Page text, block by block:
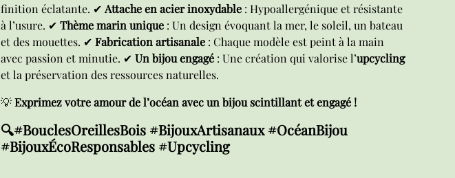
finition éclatante. ✔ Attache en acier inoxydable : Hypoallergénique et résistante
à l’usure. ✔ Thème marin unique : Un design évoquant la mer, le soleil, un bateau
et des mouettes. ✔ Fabrication artisanale : Chaque modèle est peint à la main
avec passion et minutie. ✔ Un bijou engagé : Une création qui valorise l’upcycling
et la préservation des ressources naturelles.
💡Exprimez votre amour de l’océan avec un bijou scintillant et engagé !
🔍#BouclesOreillesBois #BijouxArtisanaux #OcéanBijou
#BijouxÉcoResponsables #Upcycling